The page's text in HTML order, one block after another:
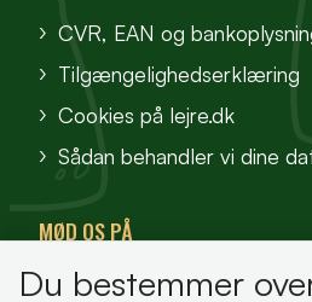
CVR, EAN og
Tilgængelighedserklæring
Cookies på lejre.dk
Sådan behandler vi dine
MØD OS PÅ
VisitFjordlandet
Du bestemmer